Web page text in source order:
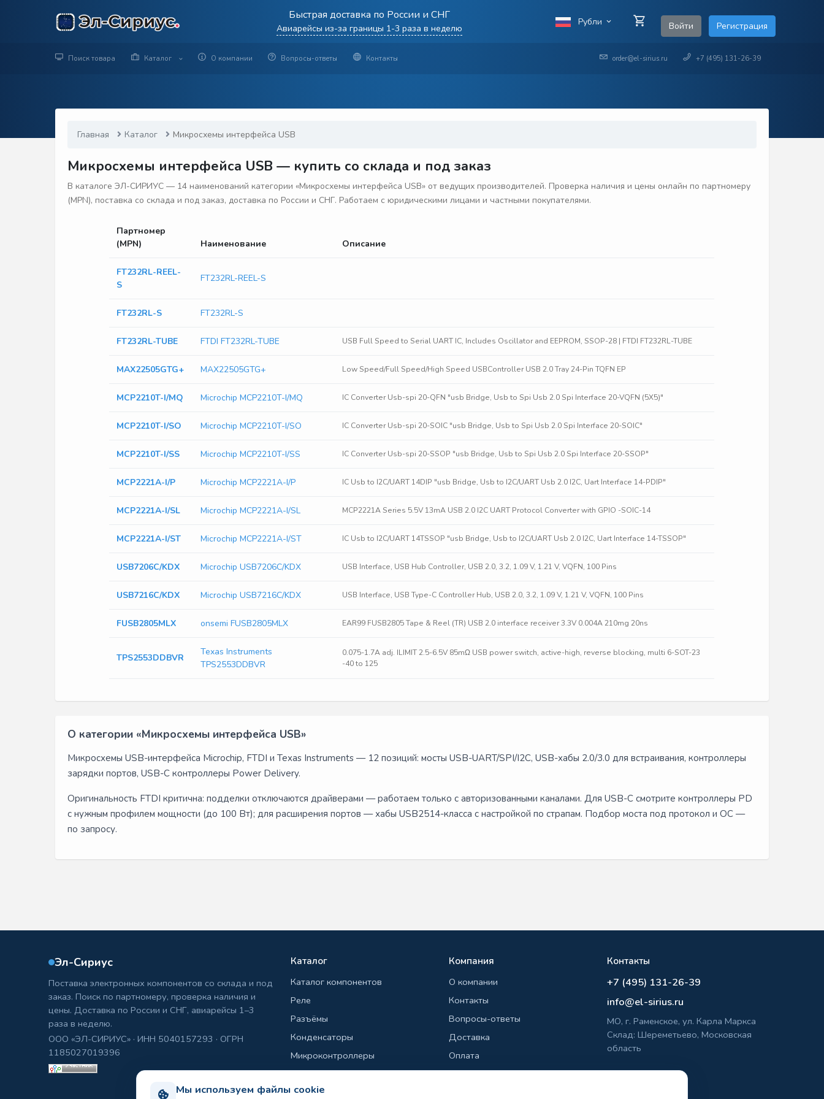
Мы используем файлы cookie
Быстрая доставка по России и СНГ
Авиарейсы из-за границы 1-3 раза в неделю
Рубли Войти Регистрация
Поиск товара Каталог О компании Вопросы-ответы Контакты order@el-sirius.ru +7 (495) 131-26-39
Главная Каталог Микросхемы интерфейса USB
Микросхемы интерфейса USB — купить со склада и под заказ
В каталоге ЭЛ-СИРИУС — 14 наименований категории «Микросхемы интерфейса USB» от ведущих производителей. Проверка наличия и цены онлайн по партномеру
(MPN), поставка со склада и под заказ, доставка по России и СНГ. Работаем с юридическими лицами и частными покупателями.
Партномер
(MPN)
Наименование Описание
FT232RL-REEL-
S
FT232RL-REEL-S
FT232RL-S FT232RL-S
FT232RL-TUBE FTDI FT232RL-TUBE USB Full Speed to Serial UART IC, Includes Oscillator and EEPROM, SSOP-28 | FTDI FT232RL-TUBE
MAX22505GTG+ MAX22505GTG+ Low Speed/Full Speed/High Speed USBController USB 2.0 Tray 24-Pin TQFN EP
MCP2210T-I/MQ Microchip MCP2210T-I/MQ IC Converter Usb-spi 20-QFN "usb Bridge, Usb to Spi Usb 2.0 Spi Interface 20-VQFN (5X5)"
MCP2210T-I/SO Microchip MCP2210T-I/SO IC Converter Usb-spi 20-SOIC "usb Bridge, Usb to Spi Usb 2.0 Spi Interface 20-SOIC"
MCP2210T-I/SS Microchip MCP2210T-I/SS IC Converter Usb-spi 20-SSOP "usb Bridge, Usb to Spi Usb 2.0 Spi Interface 20-SSOP"
MCP2221A-I/P Microchip MCP2221A-I/P IC Usb to I2C/UART 14DIP "usb Bridge, Usb to I2C/UART Usb 2.0 I2C, Uart Interface 14-PDIP"
MCP2221A-I/SL Microchip MCP2221A-I/SL MCP2221A Series 5.5V 13mA USB 2.0 I2C UART Protocol Converter with GPIO -SOIC-14
MCP2221A-I/ST Microchip MCP2221A-I/ST IC Usb to I2C/UART 14TSSOP "usb Bridge, Usb to I2C/UART Usb 2.0 I2C, Uart Interface 14-TSSOP"
USB7206C/KDX Microchip USB7206C/KDX USB Interface, USB Hub Controller, USB 2.0, 3.2, 1.09 V, 1.21 V, VQFN, 100 Pins
USB7216C/KDX Microchip USB7216C/KDX USB Interface, USB Type-C Controller Hub, USB 2.0, 3.2, 1.09 V, 1.21 V, VQFN, 100 Pins
FUSB2805MLX onsemi FUSB2805MLX EAR99 FUSB2805 Tape & Reel (TR) USB 2.0 interface receiver 3.3V 0.004A 210mg 20ns
TPS2553DDBVR
Texas Instruments
TPS2553DDBVR
0.075-1.7A adj. ILIMIT 2.5-6.5V 85mΩ USB power switch, active-high, reverse blocking, multi 6-SOT-23
-40 to 125
О категории «Микросхемы интерфейса USB»
Микросхемы USB-интерфейса Microchip, FTDI и Texas Instruments — 12 позиций: мосты USB-UART/SPI/I2C, USB-хабы 2.0/3.0 для встраивания, контроллеры
зарядки портов, USB-C контроллеры Power Delivery.
Оригинальность FTDI критична: подделки отключаются драйверами — работаем только с авторизованными каналами. Для USB-C смотрите контроллеры PD
с нужным профилем мощности (до 100 Вт); для расширения портов — хабы USB2514-класса с настройкой по страпам. Подбор моста под протокол и ОС —
по запросу.
Эл-Сириус
Поставка электронных компонентов со склада и под
заказ. Поиск по партномеру, проверка наличия и
цены. Доставка по России и СНГ, авиарейсы 1–3
раза в неделю.
ООО «ЭЛ-СИРИУС» · ИНН 5040157293 · ОГРН
1185027019396
Каталог
Каталог компонентов
Реле
Разъёмы
Конденсаторы
Микроконтроллеры
Транзисторы
Резисторы
Компания
О компании
Контакты
Вопросы-ответы
Доставка
Оплата
Гарантия и возврат
Контакты
+7 (495) 131-26-39
info@el-sirius.ru
МО, г. Раменское, ул. Карла Маркса
Склад: Шереметьево, Московская
область